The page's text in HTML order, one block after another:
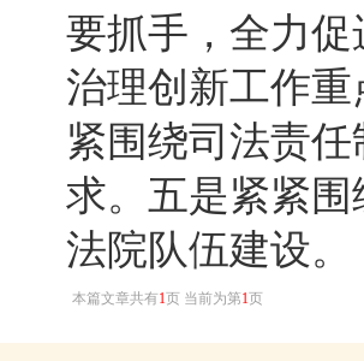
要抓手，全力
治理创新工作
紧围绕司法责
求。五是紧紧
法院队伍建设。
本篇文章共有1页 当前为第1页